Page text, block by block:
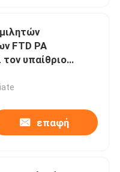
FTD PA
υπαίθριο
δημόσια
επαφή